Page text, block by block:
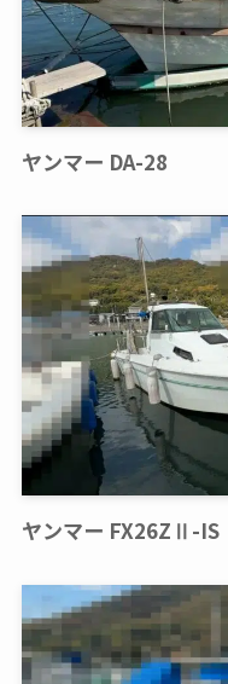
ヤンマー DA-28
ヤンマー FX26ZⅡ-IS